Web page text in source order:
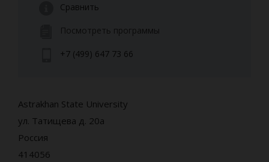
Сравнить
Посмотреть программы
+7 (499) 647 73 66
Astrakhan State University
ул. Татищева д. 20а
Россия
414056